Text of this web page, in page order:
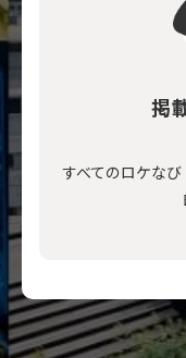
掲
すべてのロケな